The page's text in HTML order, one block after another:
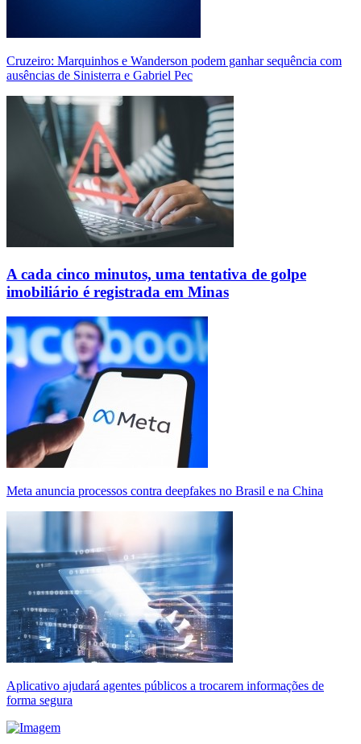
Cruzeiro: Marquinhos e Wanderson podem ganhar sequência com
ausências de Sinisterra e Gabriel Pec
A cada cinco minutos, uma tentativa de golpe
imobiliário é registrada em Minas
Meta anuncia processos contra deepfakes no Brasil e na China
Aplicativo ajudará agentes públicos a trocarem informações de
forma segura